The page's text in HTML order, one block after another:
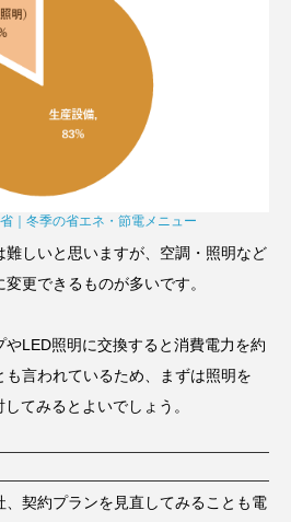
｜冬季の省エネ・節電メニュー
しいと思いますが、空調・照明など
更できるものが多いです。
LED照明に交換すると消費電力を約
言われているため、まずは照明を
てみるとよいでしょう。
契約プランを見直してみることも電